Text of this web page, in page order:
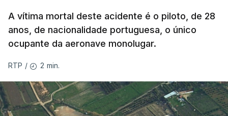
A vítima mortal deste acidente é o piloto, de 28
anos, de nacionalidade portuguesa, o único
ocupante da aeronave monolugar.
RTP / 2 min.